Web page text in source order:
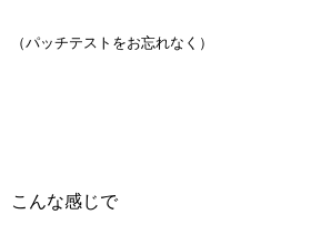
（パッチテストをお忘れなく）
こんな感じで